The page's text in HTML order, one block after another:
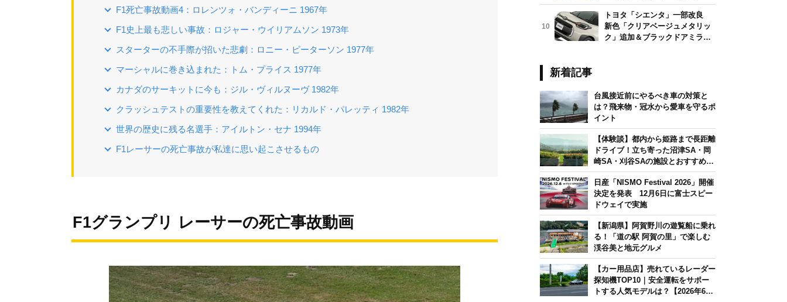
F1死亡事故動画4：ロレンツォ・バンディーニ 1967年
F1史上最も悲しい事故：ロジャー・ウイリアムソン 1973年
スターターの不手際が招いた悲劇：ロニー・ピーターソン 1977年
マーシャルに巻き込まれた：トム・プライス 1977年
カナダのサーキットに今も：ジル・ヴィルヌーヴ 1982年
クラッシュテストの重要性を教えてくれた：リカルド・パレッティ 1982年
世界の歴史に残る名選手：アイルトン・セナ 1994年
F1レーサーの死亡事故が私達に思い起こさせるもの
F1グランプリ レーサーの死亡事故動画
ルは？【2026年6月版】
10
トヨタ「シエンタ」一部改良
新色「クリアベージュメタリッ
ク」追加＆ブラックドアミラー
新着記事
台風接近前にやるべき車の対策と
は？飛来物・冠水から愛車を守るポ
イント
【体験談】都内から姫路まで長距離
ドライブ！立ち寄った沼津SA・岡
崎SA・刈谷SAの施設とおすすめグ
ルメを紹介
日産「NISMO Festival 2026」開催
決定を発表 12月6日に富士スピー
ドウェイで実施
【新潟県】阿賀野川の遊覧船に乗れ
る！「道の駅 阿賀の里」で楽しむ
渓谷美と地元グルメ
【カー用品店】売れているレーダー
探知機TOP10｜安全運転をサポー
トする人気モデルは？【2026年6月